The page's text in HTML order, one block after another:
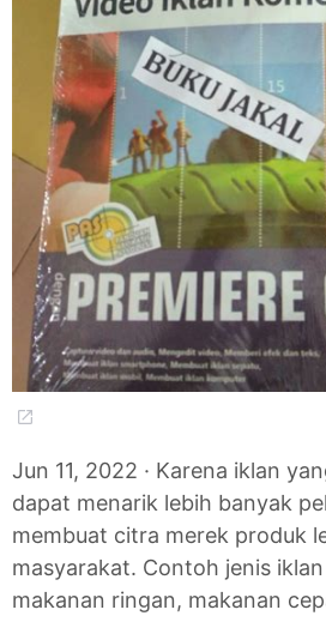
Jun 11, 2022 · Karena iklan
dapat menarik lebih banyak
membuat citra merek produk
masyarakat. Contoh jenis
makanan ringan, makanan